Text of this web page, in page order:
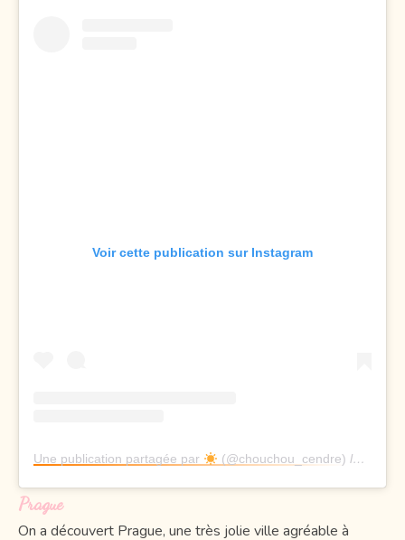
Voir cette publication sur Instagram
Une publication partagée par (@chouchou_cendre) le 17
Prague
On a découvert Prague, une très jolie ville agréable à